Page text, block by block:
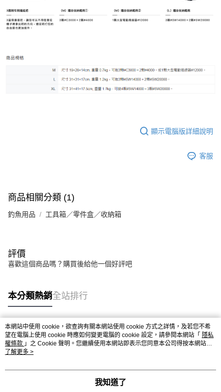
顯示電腦版詳細說明
客服
商品相關分類 (1)
釣魚用品 工具箱／零件盒／收納箱
評價
喜歡這個商品嗎？購買後給他一個好評吧
本分類熱銷全站排行
熱門標籤
本網站中使用 cookie，欲查詢有關本網站使用 cookie 方式之詳情，及若您不希
望在電腦上使用 cookie 時應如何變更電腦的 cookie 設定，請參閱本網站「 隱私
權條款 」之 Cookie 聲明。您繼續使用本網站即表示您同意本公司得按本網站使
用條款之 Cookie 聲明使用 cookie。
了解更多 >
我知道了